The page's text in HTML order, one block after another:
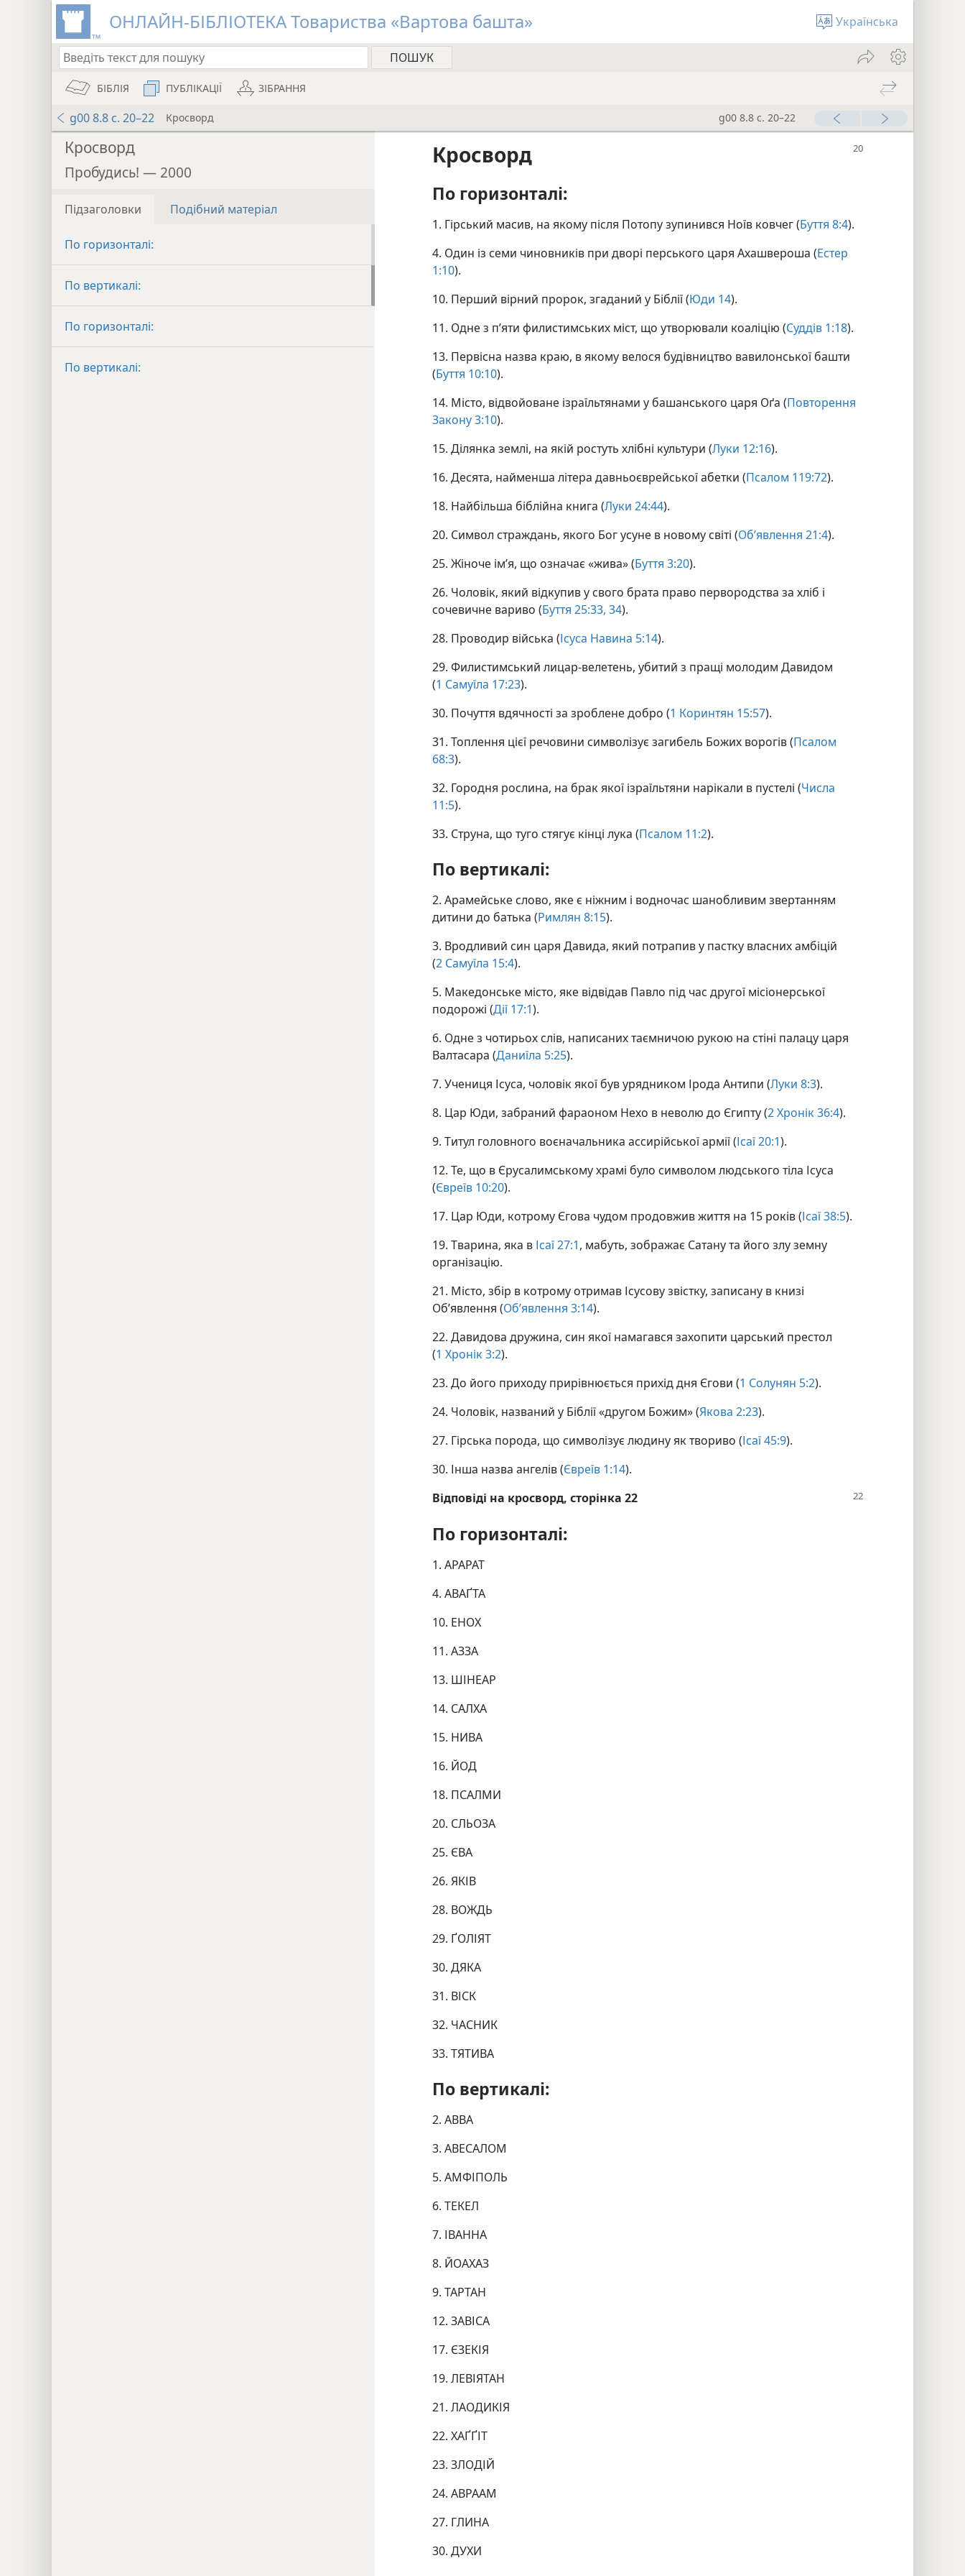
ОНЛАЙН-БІБЛІОТЕКА Товариства «Вартова башта» Українська
БІБЛІЯ ПУБЛІКАЦІЇ ЗІБРАННЯ
g00 8.8 с. 20–22 Кросворд g00 8.8 с. 20–22
Кросворд
Пробудись! — 2000
Підзаголовки Подібний матеріал
По горизонталі:
По вертикалі:
По горизонталі:
По вертикалі:
Кросворд
По горизонталі:
1. Гірський масив, на якому після Потопу зупинився Ноїв ковчег (Буття 8:4).
4. Один із семи чиновників при дворі перського царя Ахашвероша (Естер
1:10).
10. Перший вірний пророк, згаданий у Біблії (Юди 14).
11. Одне з п’яти филистимських міст, що утворювали коаліцію (Суддів 1:18).
13. Первісна назва краю, в якому велося будівництво вавилонської башти
(Буття 10:10).
14. Місто, відвойоване ізраїльтянами у башанського царя Оґа (Повторення
Закону 3:10).
15. Ділянка землі, на якій ростуть хлібні культури (Луки 12:16).
16. Десята, найменша літера давньоєврейської абетки (Псалом 119:72).
18. Найбільша біблійна книга (Луки 24:44).
20. Символ страждань, якого Бог усуне в новому світі (Об’явлення 21:4).
25. Жіноче ім’я, що означає «жива» (Буття 3:20).
26. Чоловік, який відкупив у свого брата право первородства за хліб і
сочевичне вариво (Буття 25:33, 34).
28. Проводир війська (Ісуса Навина 5:14).
29. Филистимський лицар-велетень, убитий з пращі молодим Давидом
(1 Самуїла 17:23).
30. Почуття вдячності за зроблене добро (1 Коринтян 15:57).
31. Топлення цієї речовини символізує загибель Божих ворогів (Псалом
68:3).
32. Городня рослина, на брак якої ізраїльтяни нарікали в пустелі (Числа
11:5).
33. Струна, що туго стягує кінці лука (Псалом 11:2).
По вертикалі:
2. Арамейське слово, яке є ніжним і водночас шанобливим звертанням
дитини до батька (Римлян 8:15).
3. Вродливий син царя Давида, який потрапив у пастку власних амбіцій
(2 Самуїла 15:4).
5. Македонське місто, яке відвідав Павло під час другої місіонерської
подорожі (Дії 17:1).
6. Одне з чотирьох слів, написаних таємничою рукою на стіні палацу царя
Валтасара (Даниїла 5:25).
7. Учениця Ісуса, чоловік якої був урядником Ірода Антипи (Луки 8:3).
8. Цар Юди, забраний фараоном Нехо в неволю до Єгипту (2 Хронік 36:4).
9. Титул головного воєначальника ассирійської армії (Ісаї 20:1).
12. Те, що в Єрусалимському храмі було символом людського тіла Ісуса
(Євреїв 10:20).
17. Цар Юди, котрому Єгова чудом продовжив життя на 15 років (Ісаї 38:5).
19. Тварина, яка в Ісаї 27:1, мабуть, зображає Сатану та його злу земну
організацію.
21. Місто, збір в котрому отримав Ісусову звістку, записану в книзі
Об’явлення (Об’явлення 3:14).
22. Давидова дружина, син якої намагався захопити царський престол
(1 Хронік 3:2).
23. До його приходу прирівнюється прихід дня Єгови (1 Солунян 5:2).
24. Чоловік, названий у Біблії «другом Божим» (Якова 2:23).
27. Гірська порода, що символізує людину як твориво (Ісаї 45:9).
30. Інша назва ангелів (Євреїв 1:14).
Відповіді на кросворд, сторінка 22
По горизонталі:
1. АРАРАТ
4. АВАҐТА
10. ЕНОХ
11. АЗЗА
13. ШІНЕАР
14. САЛХА
15. НИВА
16. ЙОД
18. ПСАЛМИ
20. СЛЬОЗА
25. ЄВА
26. ЯКІВ
28. ВОЖДЬ
29. ҐОЛІЯТ
30. ДЯКА
31. ВІСК
32. ЧАСНИК
33. ТЯТИВА
По вертикалі:
2. АВВА
3. АВЕСАЛОМ
5. АМФІПОЛЬ
6. ТЕКЕЛ
7. ІВАННА
8. ЙОАХАЗ
9. ТАРТАН
12. ЗАВІСА
17. ЄЗЕКІЯ
19. ЛЕВІЯТАН
21. ЛАОДИКІЯ
22. ХАҐҐІТ
23. ЗЛОДІЙ
24. АВРААМ
27. ГЛИНА
30. ДУХИ